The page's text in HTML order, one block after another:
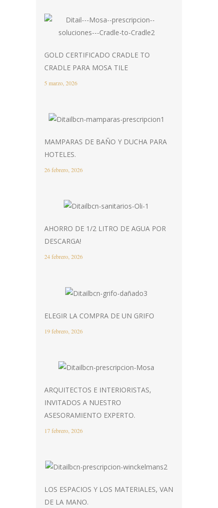
GOLD CERTIFICADO CRADLE TO
CRADLE PARA MOSA TILE
5 marzo, 2026
MAMPARAS DE BAÑO Y DUCHA PARA
HOTELES.
26 febrero, 2026
AHORRO DE 1/2 LITRO DE AGUA POR
DESCARGA!
24 febrero, 2026
ELEGIR LA COMPRA DE UN GRIFO
19 febrero, 2026
ARQUITECTOS E INTERIORISTAS,
INVITADOS A NUESTRO
ASESORAMIENTO EXPERTO.
17 febrero, 2026
LOS ESPACIOS Y LOS MATERIALES, VAN
DE LA MANO.